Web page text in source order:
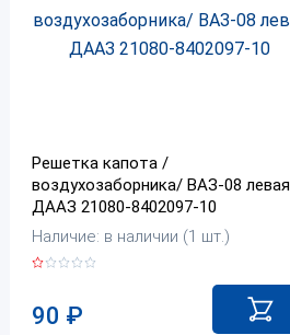
Решетка капота /
воздухозаборника/ ВАЗ-08 левая
ДААЗ 21080-8402097-10
Наличие: в наличии (1 шт.)
90 ₽